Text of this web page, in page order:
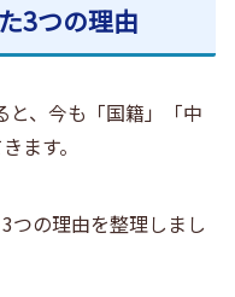
3つの理由
、今も「国籍」「中
ます。
つの理由を整理しまし